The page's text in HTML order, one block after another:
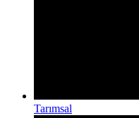
Tarımsal